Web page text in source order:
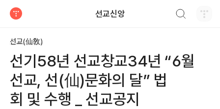
선교신앙
선교(仙敎)
선기58년 선교창교34년 “6월
선교, 선(仙)문화의 달” 법
회 및 수행 _ 선교공지